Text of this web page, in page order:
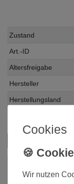
Zustand
Art.-ID
Altersfreigabe
Hersteller
Herstellungsland
Cookies
Wir nutzen